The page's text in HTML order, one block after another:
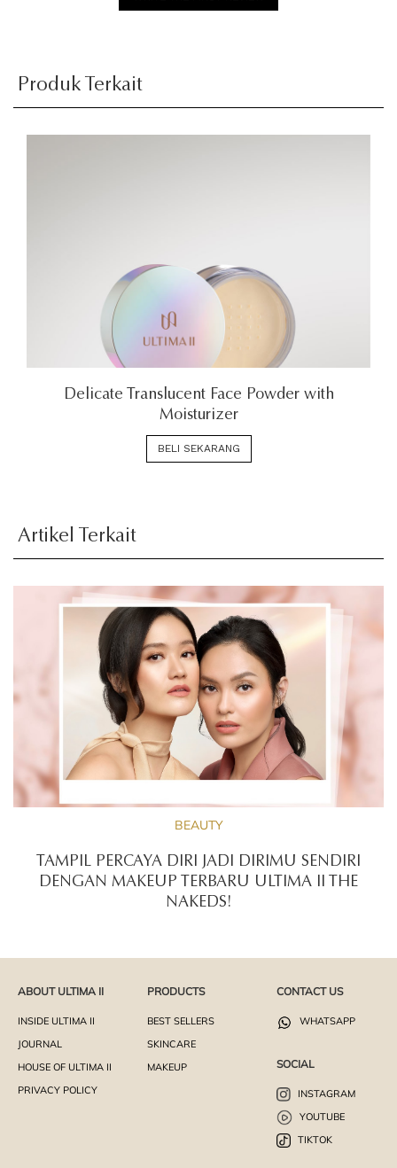
Produk Terkait
Delicate Translucent Face Powder with
Moisturizer
BELI SEKARANG
Artikel Terkait
BEAUTY
TAMPIL PERCAYA DIRI JADI DIRIMU SENDIRI
DENGAN MAKEUP TERBARU ULTIMA II THE
NAKEDS!
ABOUT ULTIMA II
INSIDE ULTIMA II
JOURNAL
HOUSE OF ULTIMA II
PRIVACY POLICY
PRODUCTS
BEST SELLERS
SKINCARE
MAKEUP
CONTACT US
WHATSAPP
SOCIAL
INSTAGRAM
YOUTUBE
TIKTOK